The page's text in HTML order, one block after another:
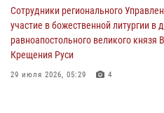
17 июля 2026, 12:02 2
Сотрудники регионального
участие в божественной литургии в
равноапостольного великого
Крещения Руси
29 июля 2026, 05:29 4